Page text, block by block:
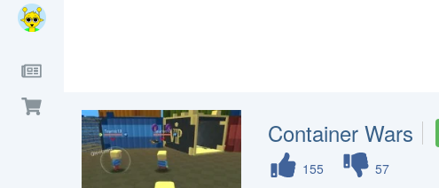
Container Wars
155
57